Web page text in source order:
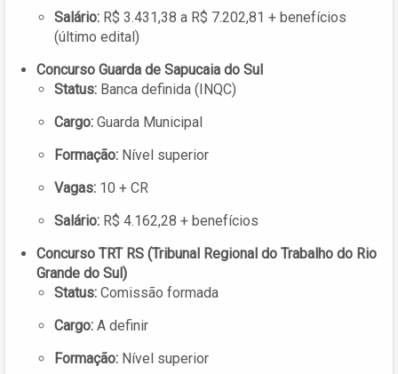
Salário: R$ 3.431,38 a R$ 7.202,81 + benefícios
(último edital)
Concurso Guarda de Sapucaia do Sul
Status: Banca definida (INQC)
Cargo: Guarda Municipal
Formação: Nível superior
Vagas: 10 + CR
Salário: R$ 4.162,28 + benefícios
Concurso TRT RS (Tribunal Regional do Trabalho do Rio
Grande do Sul)
Status: Comissão formada
Cargo: A definir
Formação: Nível superior